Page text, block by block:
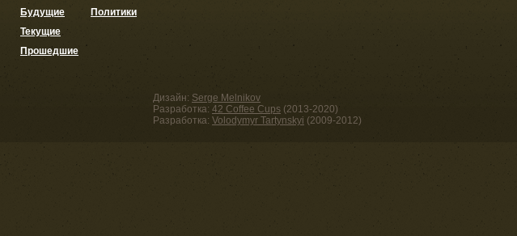
Будущие
Текущие
Прошедшие
Политики
Дизайн: Serge Melnikov
Разработка: 42 Coffee Cups (2013-2020)
Разработка: Volodymyr Tartynskyi (2009-2012)